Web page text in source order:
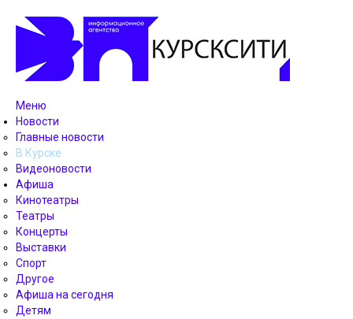
Меню
Новости
Главные новости
В Курске
Видеоновости
Афиша
Кинотеатры
Театры
Концерты
Выставки
Спорт
Другое
Афиша на сегодня
Детям